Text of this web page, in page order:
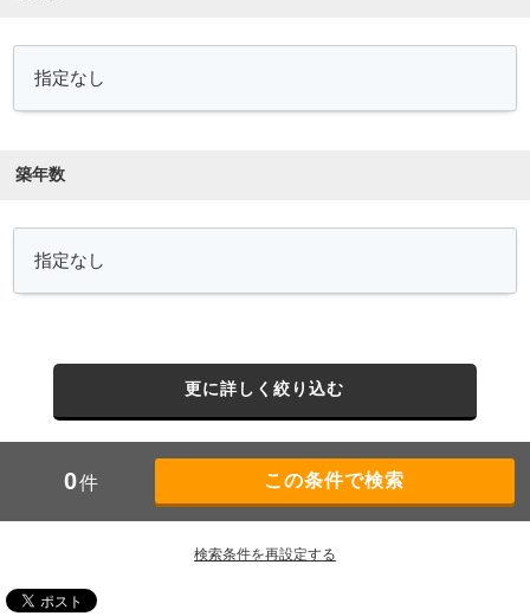
築年数
更に詳しく絞り込む
0件
検索条件を再設定する